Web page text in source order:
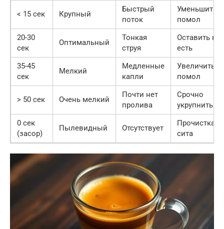
< 15 сек Крупный
Быстрый
поток
Уменьшить
помол
20-30
сек
Оптимальный
Тонкая
струя
Оставить как
есть
35-45
сек
Мелкий
Медленные
капли
Увеличить
помол
> 50 сек Очень мелкий
Почти нет
пролива
Срочно
укрупнить
0 сек
(засор)
Пылевидный Отсутствует
Прочистка
сита